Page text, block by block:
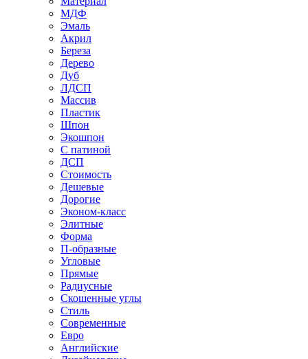
МДФ
Эмаль
Акрил
Береза
Дерево
Дуб
ЛДСП
Массив
Пластик
Шпон
Экошпон
С патиной
ДСП
Стоимость
Дешевые
Дорогие
Эконом-класс
Элитные
Форма
П-образные
Угловые
Прямые
Радиусные
Скошенные углы
Стиль
Современные
Евро
Английские